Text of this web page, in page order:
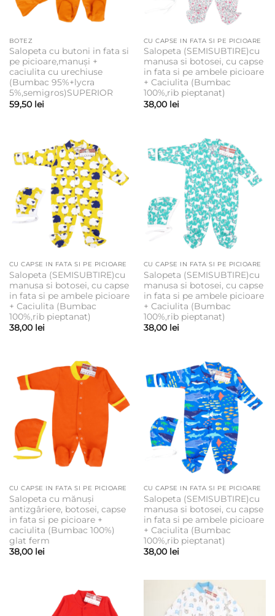
BOTEZ
Salopeta cu butoni in fata si
pe picioare,manuși +
caciulita cu urechiuse
(Bumbac 95%+lycra
5%,semigros)SUPERIOR
59,50 lei
CU CAPSE IN FATA SI PE PICIOARE
Salopeta (SEMISUBTIRE)cu
manusa si botosei, cu capse
in fata si pe ambele picioare
+ Caciulita (Bumbac
100%,rib pieptanat)
38,00 lei
CU CAPSE IN FATA SI PE PICIOARE
Salopeta (SEMISUBTIRE)cu
manusa si botosei, cu capse
in fata si pe ambele picioare
+ Caciulita (Bumbac
100%,rib pieptanat)
38,00 lei
CU CAPSE IN FATA SI PE PICIOARE
Salopeta (SEMISUBTIRE)cu
manusa si botosei, cu capse
in fata si pe ambele picioare
+ Caciulita (Bumbac
100%,rib pieptanat)
38,00 lei
CU CAPSE IN FATA SI PE PICIOARE
Salopeta cu mănuși
antizgâriere, botosei, capse
in fata si pe picioare +
caciulita (Bumbac 100%)
glat ferm
38,00 lei
CU CAPSE IN FATA SI PE PICIOARE
Salopeta (SEMISUBTIRE)cu
manusa si botosei, cu capse
in fata si pe ambele picioare
+ Caciulita (Bumbac
100%,rib pieptanat)
38,00 lei